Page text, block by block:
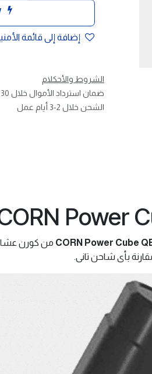
Buy now
إضافة إلى قائمة
الشروط والأحكلام
ضمان استرداد الأموال خلال 30 يوم
الشحن خلال 2-3 أيام عمل
Power
من كورن
بأى شاحن تانى.